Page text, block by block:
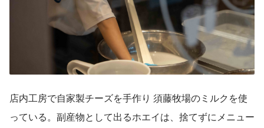
店内工房で自家製チーズを手作り 須藤牧場のミルクを使
っている。副産物として出るホエイは、捨てずにメニュー